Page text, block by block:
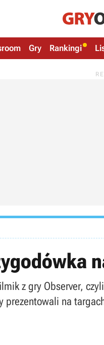
Gry Rankingi
z gry Observer,
prezentowali na